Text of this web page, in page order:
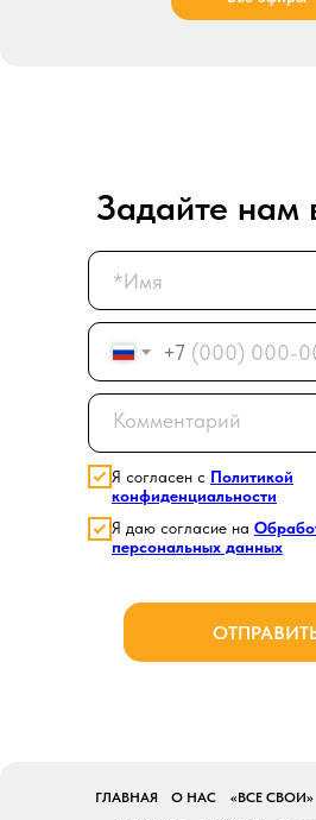
+7
Я согласен с Политикой
конфиденциальности
Я даю согласие на
персональных данных
Задайте нам
«ВСЕ СВОИ»
О НАС
ГЛАВНАЯ